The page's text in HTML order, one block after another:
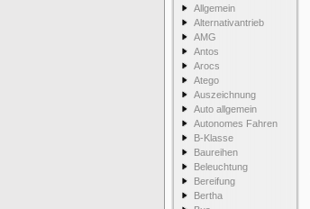
Allgemein
Alternativantrieb
AMG
Antos
Arocs
Atego
Auszeichnung
Auto allgemein
Autonomes Fahren
B-Klasse
Baureihen
Beleuchtung
Bereifung
Bertha